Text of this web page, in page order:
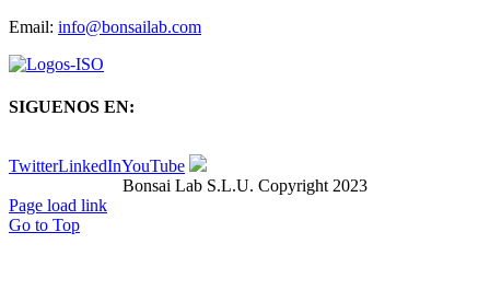
Email: info@bonsailab.com
SIGUENOS EN:
TwitterLinkedInYouTube
Bonsai Lab S.L.U. Copyright 2023
Page load link
Go to Top